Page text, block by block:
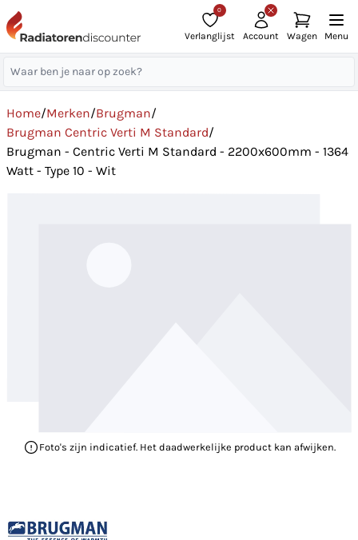
0
Verlanglijst Account Wagen Menu
Home/Merken/Brugman/
Brugman Centric Verti M Standard/
Brugman - Centric Verti M Standard - 2200x600mm - 1364
Watt - Type 10 - Wit
Foto's zijn indicatief. Het daadwerkelijke product kan afwijken.